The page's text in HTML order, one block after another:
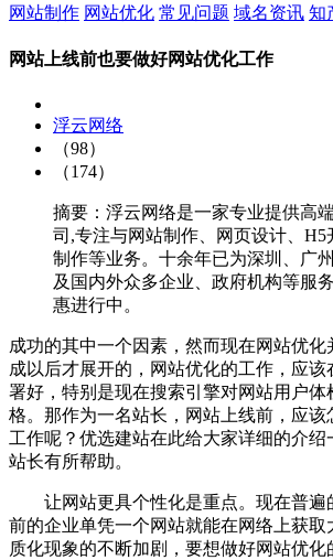
网站制作 网站优化 常见问题 域名资讯 知
网站上线前也要做好网站优化工作
浮云网络
（98）
（174）
摘要：浮云网络是一家专业提供高
司,专注与网站制作、网页设计、H5
制作等业务。十余年已为深圳、广
及国内外众多企业、政府机构等服
惠进行中。
成功的其中一个因素，然而现在网站优
成以后才展开的，网站优化的工作，应该
署好，特别是现在搜索引擎对网站用户体
格。那作为一名站长，网站上线前，应该
工作呢？优选建站在此给大家详细的介绍
站长有所帮助。
让网站更具个性化是重点。现在普遍
前的企业单凭一个网站就能在网络上获取
质化现象的不断加剧，要想做好网站优